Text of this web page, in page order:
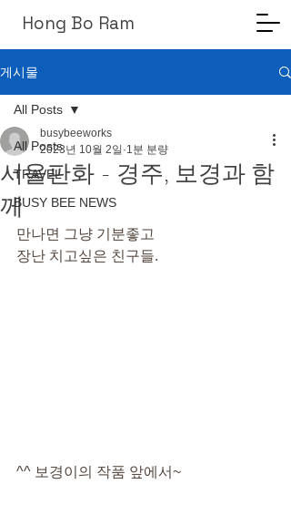
Hong Bo Ram
게시물
All Posts
TRAVEL
BUSY BEE NEWS
All Posts
서울판화 - 경주, 보경과 함
께
busybeeworks
2023년 10월 2일 1분 분량
만나면 그냥 기분좋고
장난 치고싶은 친구들.
^^ 보경이의 작품 앞에서~